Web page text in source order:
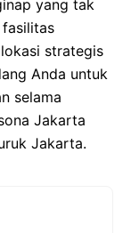
yang tak
strategis
Anda untuk
selama
Jakarta
Jakarta.